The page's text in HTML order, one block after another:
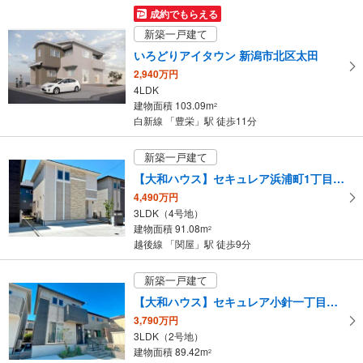
127.34m2
新潟県新潟市東区河渡3丁目
成約でもらえる
新築一戸建て
いろどりアイタウン 新潟市北区太田
2,940万円
4LDK
建物面積 103.09m2
白新線 「豊栄」駅 徒歩11分
新築一戸建て
【大和ハウス】セキュレア浜浦町1丁目 （分譲住宅）
4,490万円
3LDK（4号地）
建物面積 91.08m2
越後線 「関屋」駅 徒歩9分
新築一戸建て
【大和ハウス】セキュレア小針一丁目 （分譲住宅）
3,790万円
3LDK（2号地）
建物面積 89.42m2